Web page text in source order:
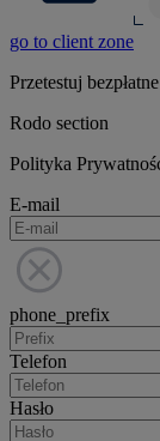
go to client zone
Przetestuj
Rodo section
Polityka
E-mail
phone_prefix
Telefon
Hasło